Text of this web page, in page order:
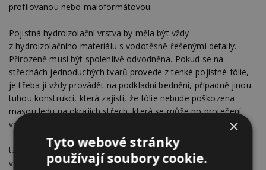
profilovanou nebo maloformátovou.
Pojistná hydroizolační vrstva by měla být vždy
z hydroizolačního materiálu s vodotěsně řešenými detaily.
Přirozeně musí být spolehlivě odvodněna. Pokud se na
střechách jednoduchých tvarů provede z tenké pojistné fólie,
je třeba ji vždy provádět na podkladní bednění, případně jinou
tuhou konstrukci, která zajistí, že fólie nebude poškozena
masou ledu na okrajích střech, která se může po protečení
vody krytinou tvořit přirozeně i na pojistné hydroizolaci.
U našich alpských sousedů se bohatá zkušenost promítla
v navrhování a provádění šikmých střech (foto 13 až 15).
×
Tyto webové stránky
používají soubory cookie.